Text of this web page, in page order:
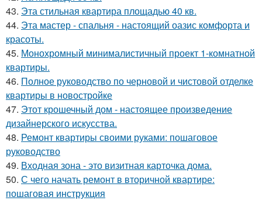
43. Эта стильная квартира площадью 40 кв.
44. Эта мастер - спальня - настоящий оазис комфорта и
красоты.
45. Монохромный минималистичный проект 1-комнатной
квартиры.
46. Полное руководство по черновой и чистовой отделке
квартиры в новостройке
47. Этот крошечный дом - настоящее произведение
дизайнерского искусства.
48. Ремонт квартиры своими руками: пошаговое
руководство
49. Входная зона - это визитная карточка дома.
50. С чего начать ремонт в вторичной квартире:
пошаговая инструкция